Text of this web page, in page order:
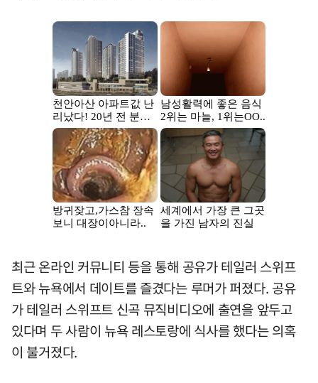
최근 온라인 커뮤니티 등을 통해 공유가 테일러 스위프
트와 뉴욕에서 데이트를 즐겼다는 루머가 퍼졌다. 공유
가 테일러 스위프트 신곡 뮤직비디오에 출연을 앞두고
있다며 두 사람이 뉴욕 레스토랑에 식사를 했다는 의혹
이 불거졌다.